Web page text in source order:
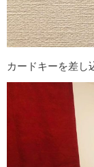
カードキーを差し